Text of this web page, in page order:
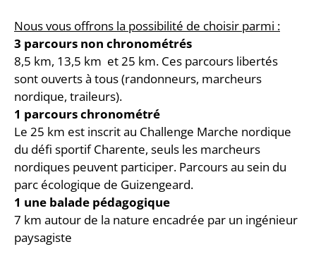
Nous vous offrons la possibilité de choisir parmi :
3 parcours non chronométrés
8,5 km, 13,5 km et 25 km. Ces parcours libertés
sont ouverts à tous (randonneurs, marcheurs
nordique, traileurs).
1 parcours chronométré
Le 25 km est inscrit au Challenge Marche nordique
du défi sportif Charente, seuls les marcheurs
nordiques peuvent participer. Parcours au sein du
parc écologique de Guizengeard.
1 une balade pédagogique
7 km autour de la nature encadrée par un ingénieur
paysagiste